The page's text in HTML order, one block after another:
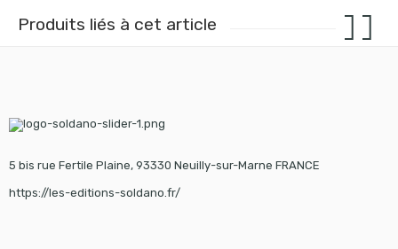
Produits liés à cet article
5 bis rue Fertile Plaine, 93330 Neuilly-sur-Marne FRANCE
https://les-editions-soldano.fr/